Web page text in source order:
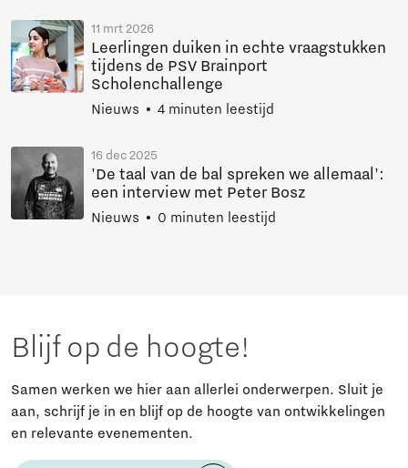
11 mrt 2026
Leerlingen duiken in echte vraagstukken
tijdens de PSV Brainport
Scholenchallenge
Nieuws 4 minuten leestijd
16 dec 2025
'De taal van de bal spreken we allemaal':
een interview met Peter Bosz
Nieuws 0 minuten leestijd
Blijf op de hoogte!
Samen werken we hier aan allerlei onderwerpen. Sluit je
aan, schrijf je in en blijf op de hoogte van ontwikkelingen
en relevante evenementen.